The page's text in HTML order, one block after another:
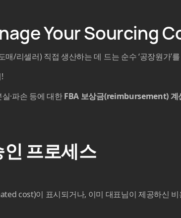
Your Sourcing
/리셀러) 직접 생산하는 데 드는 순수 ‘공장원가’
·파손 등에 대한FBA 보상금(reimbursement) 계
인 프로세스
cost)이 표시되거나, 이미 대표님이 제공하신